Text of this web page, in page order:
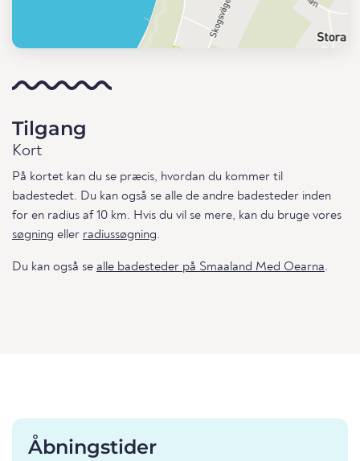
Tilgang
Kort
På kortet kan du se præcis, hvordan du kommer til
badestedet. Du kan også se alle de andre badesteder inden
for en radius af 10 km. Hvis du vil se mere, kan du bruge vores
søgning eller radiussøgning.
Du kan også se alle badesteder på Smaaland Med Oearna.
Åbningstider